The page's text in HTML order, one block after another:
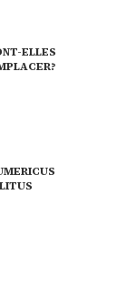
ELLES